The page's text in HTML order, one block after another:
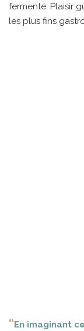
fermenté. Plaisir
les plus fins
“En imaginant